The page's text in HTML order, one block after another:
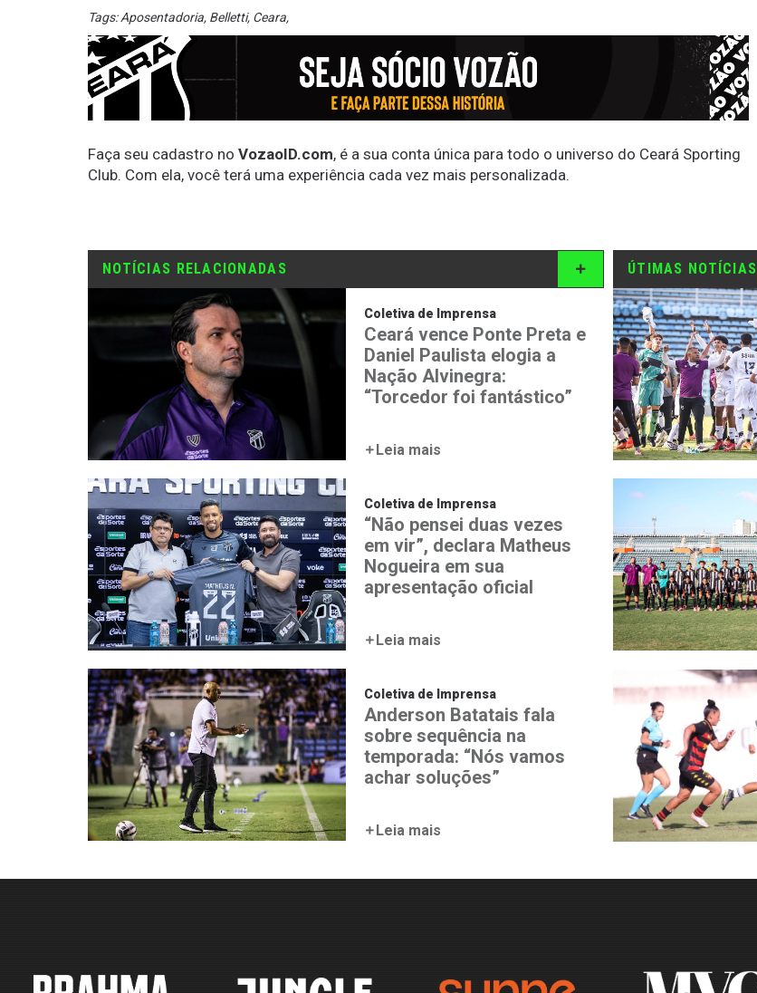
Tags:Aposentadoria, Belletti, Ceara,
Faça seu cadastro no VozaoID.com, é a sua conta única para todo o universo do Ceará Sporting
Club. Com ela, você terá uma experiência cada vez mais personalizada.
NOTÍCIAS RELACIONADAS
Coletiva de Imprensa
Ceará vence Ponte Preta e
Daniel Paulista elogia a
Nação Alvinegra:
“Torcedor foi fantástico”
Leia mais
Coletiva de Imprensa
“Não pensei duas vezes
em vir”, declara Matheus
Nogueira em sua
apresentação oficial
Leia mais
Coletiva de Imprensa
Anderson Batatais fala
sobre sequência na
temporada: “Nós vamos
achar soluções”
Leia mais
ÚTIMAS NOTÍCIAS